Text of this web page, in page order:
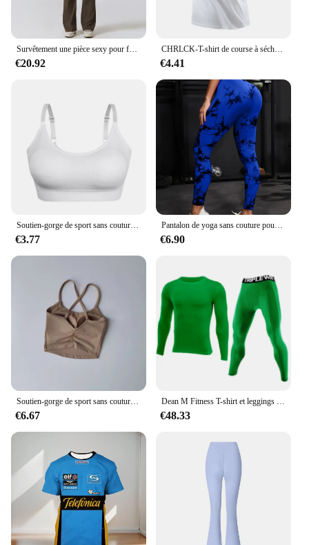
Survêtement une pièce sexy pour femme, combinaison de yoga imbibée, sport, fitness, entraînement, batterie commandée, vêtements de sport, push-up
€20.92
CHRLCK-T-shirt de course à séchage rapide pour homme, respirant, pour randonnée, pêche, doux, élastique, sport en plein air, chemise courte, été
€4.41
Soutien-gorge de sport sans couture pour femme, haut de sport push-up pour le fitness, soutien-gorge rembourré à dos en U, antichoc, course à pied, entraînement de gym, yoga
€3.77
Pantalon de yoga sans couture pour femme, collants push-up taille haute, leggings de sport, vêtements d'entraînement de fitness, nouveau
€6.90
Soutien-gorge de sport sans couture pour femme, haut de fitness, yoga, course à pied, sous-vêtements de sport, push-up, noir, beauté
€6.67
Dean M Fitness T-shirt et leggings de sport à manches longues pour hommes, survêtements de course, ensemble de yoga, ski, basket-ball, vêtements de football trempés, 96
€48.33